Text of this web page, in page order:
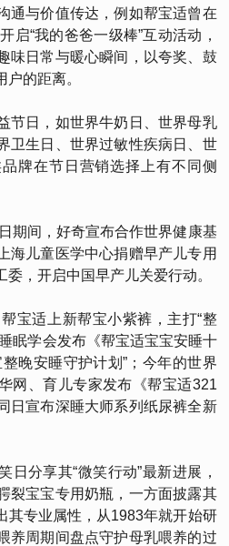
通与价值传达，例如帮宝适曾在
启“我的爸爸一级棒”互动活动，
味日常与暖心瞬间，以夸奖、鼓
的距离。
节日，如世界牛奶日、世界母乳
卫生日、世界过敏性疾病日、世
牌在节日营销选择上有不同侧
期间，好奇宣布合作世界健康基
海儿童医学中心捐赠早产儿专用
，开启中国早产儿关爱行动。
宝适上新帮宝小紫裤，主打“整
眠学会发布《帮宝适宝宝安睡十
晚安睡守护计划”；今年的世界
网、育儿专家发布《帮宝适321
日宣布深睡大师系列纸尿裤全新
日分享其“微笑行动”最新进展，
裂宝宝专用奶瓶，一方面披露其
其专业属性，从1983年就开始研
养周期间盘点守护母乳喂养的过